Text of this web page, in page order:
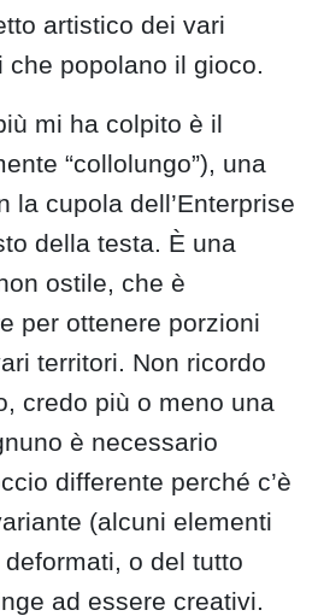
artistico dei vari
che popolano il gioco.
mi ha colpito è il
“collolungo”), una
la cupola dell’Enterprise
della testa. È una
ostile, che è
per ottenere porzioni
territori. Non ricordo
credo più o meno una
è necessario
differente perché c’è
(alcuni elementi
o del tutto
ad essere creativi.